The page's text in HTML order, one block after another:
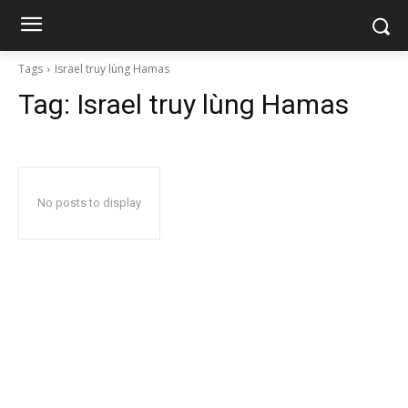
Tags Israel truy lùng Hamas
Tag: Israel truy lùng Hamas
No posts to display